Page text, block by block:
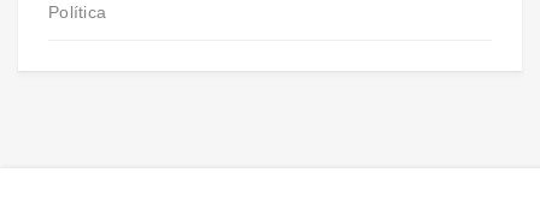
Política